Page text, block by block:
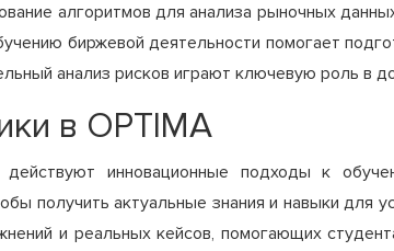
алгоритмов для анализа рыночных
биржевой деятельности помогает
анализ рисков играют ключевую роль в
в OPTIMA
инновационные подходы к
получить актуальные знания и навыки для
и реальных кейсов, помогающих